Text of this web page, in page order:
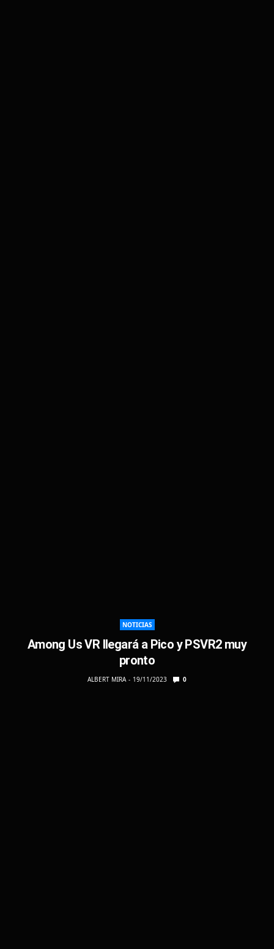
NOTICIAS
Among Us VR llegará a Pico y PSVR2 muy
pronto
ALBERT MIRA 19/11/2023 0